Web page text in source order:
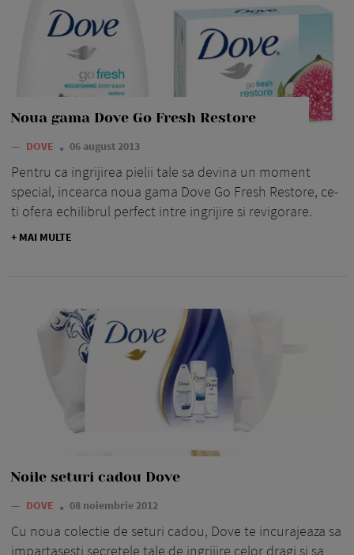
Noua gama Dove Go Fresh Restore
— DOVE 06 august 2013
Pentru ca ingrijirea pielii tale sa devina un moment
special, incearca noua gama Dove Go Fresh Restore, ce-
ti ofera echilibrul perfect intre ingrijire si revigorare.
+ MAI MULTE
Noile seturi cadou Dove
— DOVE 08 noiembrie 2012
Cu noua colectie de seturi cadou, Dove te incurajeaza sa
impartasesti secretele tale de ingrijire celor dragi si sa